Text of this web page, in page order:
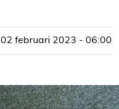
02 februari 2023 - 06:00